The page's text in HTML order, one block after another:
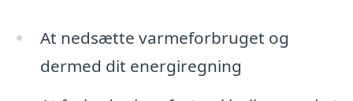
At nedsætte varmeforbruget og
dermed dit energiregning